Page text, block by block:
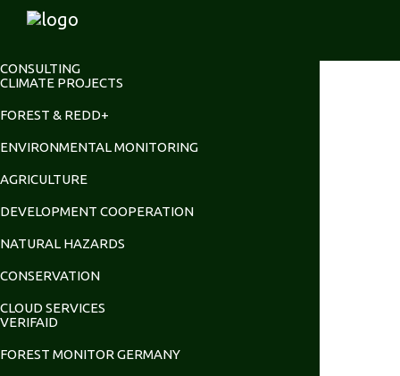
CONSULTING
CLIMATE PROJECTS
FOREST & REDD+
ENVIRONMENTAL MONITORING
AGRICULTURE
DEVELOPMENT COOPERATION
NATURAL HAZARDS
CONSERVATION
CLOUD SERVICES
VERIFAID
FOREST MONITOR GERMANY